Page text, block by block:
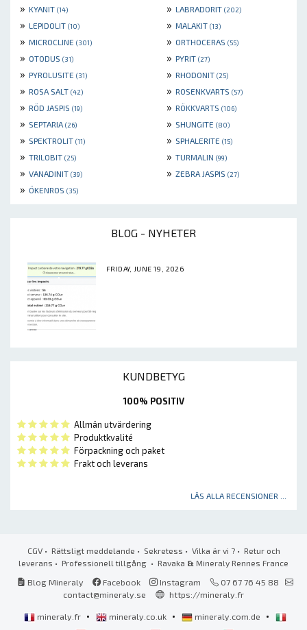
» KYANIT (14) » LABRADORIT (202)
» LEPIDOLIT (10) » MALAKIT (13)
» MICROCLINE (301) » ORTHOCERAS (55)
» OTODUS (31) » PYRIT (27)
» PYROLUSITE (31) » RHODONIT (25)
» ROSA SALT (42) » ROSENKVARTS (57)
» RÖD JASPIS (19) » RÖKKVARTS (106)
» SEPTARIA (26) » SHUNGITE (80)
» SPEKTROLIT (11) » SPHALERITE (15)
» TRILOBIT (25) » TURMALIN (99)
» VANADINIT (39) » ZEBRA JASPIS (27)
» ÖKENROS (35)
BLOG - NYHETER
FRIDAY, JUNE 19, 2026
KUNDBETYG
100% POSITIV
Allmän utvärdering
Produktkvalité
Förpackning och paket
Frakt och leverans
LÄS ALLA RECENSIONER ...
CGV• Rättsligt meddelande • Sekretess • Vilka är vi ?• Retur och
leverans • Professionell tillgång • Ravaka & Mineraly Rennes France
Blog Mineraly
Facebook Instagram
07 67 76 45 88
contact@mineraly.se
https://mineraly.fr
mineraly.fr • mineraly.co.uk • mineraly.com.de •